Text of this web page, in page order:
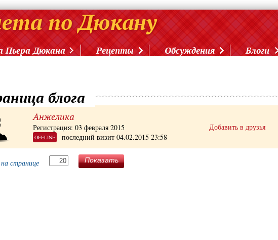
Пьера Дюкана Рецепты Обсуждения Блоги
блога
Анжелика
Регистрация: 03 февраля 2015
OFFLINE последний визит 04.02.2015 23:58
Добавить в друзья
странице Показать